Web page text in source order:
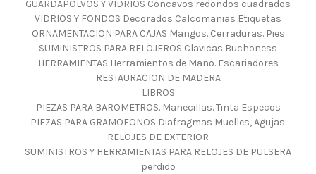
GUARDAPOLVOS Y VIDRIOS Concavos redondos cuadrados
VIDRIOS Y FONDOS Decorados Calcomanias Etiquetas
ORNAMENTACION PARA CAJAS Mangos. Cerraduras. Pies
SUMINISTROS PARA RELOJEROS Clavicas Buchoness
HERRAMIENTAS Herramientos de Mano. Escariadores
RESTAURACION DE MADERA
LIBROS
PIEZAS PARA BAROMETROS. Manecillas. Tinta Especos
PIEZAS PARA GRAMOFONOS Diafragmas Muelles, Agujas.
RELOJES DE EXTERIOR
SUMINISTROS Y HERRAMIENTAS PARA RELOJES DE PULSERA
perdido